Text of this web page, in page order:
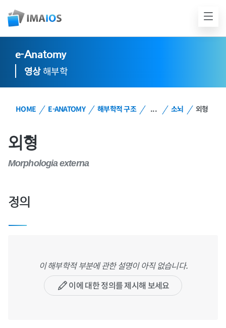
e-Anatomy
영상해부학
HOME E-ANATOMY 해부학적 구조 ... 소뇌 외형
외형
Morphologia externa
정의
이 해부학적 부분에 관한 설명이 아직 없습니다.
이에 대한 정의를 제시해 보세요